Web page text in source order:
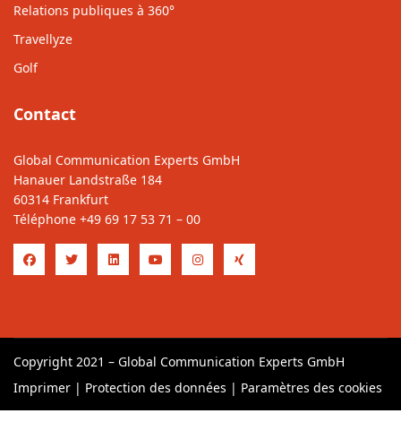
Relations publiques à 360°
Travellyze
Golf
Contact
Global Communication Experts GmbH
Hanauer Landstraße 184
60314 Frankfurt
Téléphone +49 69 17 53 71 – 00
Copyright 2021 – Global Communication Experts GmbH
Imprimer | Protection des données | Paramètres des cookies